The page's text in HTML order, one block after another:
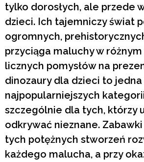
tylko dorosłych, ale przede
dzieci. Ich tajemniczy świat
ogromnych,
przyciąga maluchy w
licznych pomysłów na
dinozaury dla dzieci to jedna
najpopularniejszych
szczególnie dla tych, którzy
odkrywać nieznane.
tych potężnych stworzeń
każdego malucha, a przy